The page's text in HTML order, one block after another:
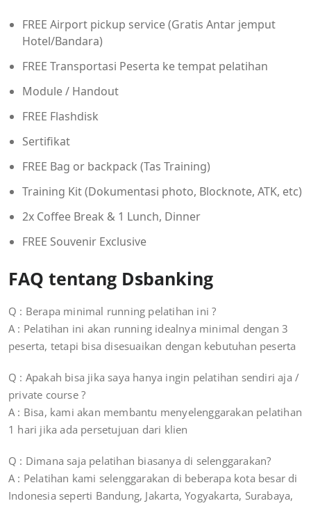
FREE Airport pickup service (Gratis Antar jemput
Hotel/Bandara)
FREE Transportasi Peserta ke tempat pelatihan
Module / Handout
FREE Flashdisk
Sertifikat
FREE Bag or backpack (Tas Training)
Training Kit (Dokumentasi photo, Blocknote, ATK, etc)
2x Coffee Break & 1 Lunch, Dinner
FREE Souvenir Exclusive
FAQ tentang Dsbanking
Q : Berapa minimal running pelatihan ini ?
A : Pelatihan ini akan running idealnya minimal dengan 3
peserta, tetapi bisa disesuaikan dengan kebutuhan peserta
Q : Apakah bisa jika saya hanya ingin pelatihan sendiri aja /
private course ?
A : Bisa, kami akan membantu menyelenggarakan pelatihan
1 hari jika ada persetujuan dari klien
Q : Dimana saja pelatihan biasanya di selenggarakan?
A : Pelatihan kami selenggarakan di beberapa kota besar di
Indonesia seperti Bandung, Jakarta, Yogyakarta, Surabaya,